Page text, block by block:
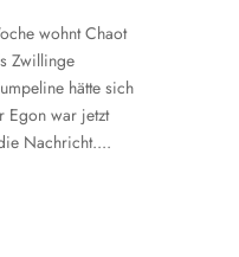
wohnt Chaot
Zwillinge
hätte sich
Egon war jetzt
Nachricht....